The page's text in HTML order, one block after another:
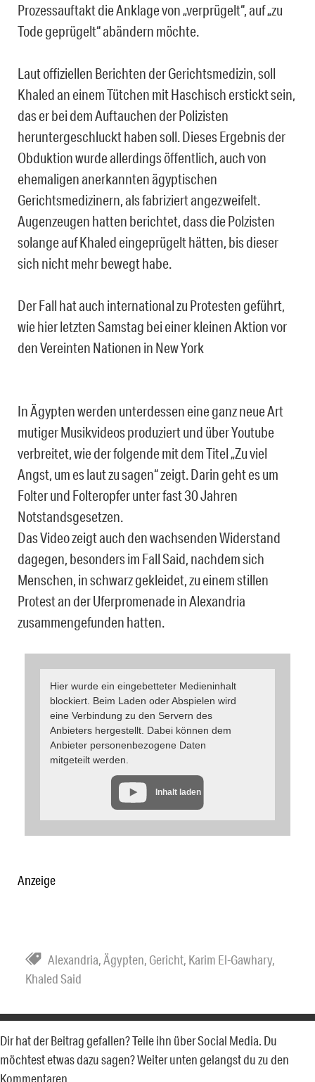
Prozessauftakt die Anklage von „verprügelt“, auf „zu
Tode geprügelt“ abändern möchte.
Laut offiziellen Berichten der Gerichtsmedizin, soll
Khaled an einem Tütchen mit Haschisch erstickt sein,
das er bei dem Auftauchen der Polizisten
heruntergeschluckt haben soll. Dieses Ergebnis der
Obduktion wurde allerdings öffentlich, auch von
ehemaligen anerkannten ägyptischen
Gerichtsmedizinern, als fabriziert angezweifelt.
Augenzeugen hatten berichtet, dass die Polzisten
solange auf Khaled eingeprügelt hätten, bis dieser
sich nicht mehr bewegt habe.
Der Fall hat auch international zu Protesten geführt,
wie hier letzten Samstag bei einer kleinen Aktion vor
den Vereinten Nationen in New York
In Ägypten werden unterdessen eine ganz neue Art
mutiger Musikvideos produziert und über Youtube
verbreitet, wie der folgende mit dem Titel „Zu viel
Angst, um es laut zu sagen“ zeigt. Darin geht es um
Folter und Folteropfer unter fast 30 Jahren
Notstandsgesetzen.
Das Video zeigt auch den wachsenden Widerstand
dagegen, besonders im Fall Said, nachdem sich
Menschen, in schwarz gekleidet, zu einem stillen
Protest an der Uferpromenade in Alexandria
zusammengefunden hatten.
Hier wurde ein eingebetteter Medieninhalt
blockiert. Beim Laden oder Abspielen wird
eine Verbindung zu den Servern des
Anbieters hergestellt. Dabei können dem
Anbieter personenbezogene Daten
mitgeteilt werden.
Inhalt laden
Anzeige
Alexandria,Ägypten, Gericht, Karim El-Gawhary,
Khaled Said
Dir hat der Beitrag gefallen? Teile ihn über Social Media. Du
möchtest etwas dazu sagen? Weiter unten gelangst du zu den
Kommentaren.